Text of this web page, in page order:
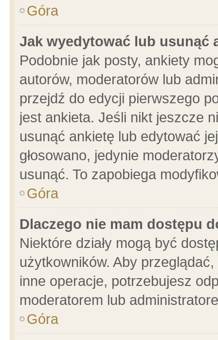
Góra
Jak wyedytować lub usunąć
Podobnie jak posty, ankiety
autorów, moderatorów lub
przejdź do edycji pierwszego
jest ankieta. Jeśli nikt jeszcze
usunąć ankietę lub edytować
głosowano, jedynie
usunąć. To zapobiega
Góra
Dlaczego nie mam dostępu
Niektóre działy mogą być
użytkowników. Aby
inne operacje, potrzebujesz
moderatorem lub
Góra